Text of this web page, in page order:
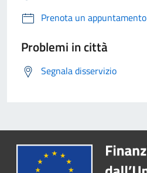
Prenota un appuntamento
Problemi in città
Segnala disservizio